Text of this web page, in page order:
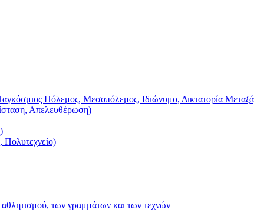
Πόλεμος, Μεσοπόλεμος, Ιδιώνυμο, Δικτατορία
Απελευθέρωση)
Πολυτεχνείο)
των γραμμάτων και των τεχνών